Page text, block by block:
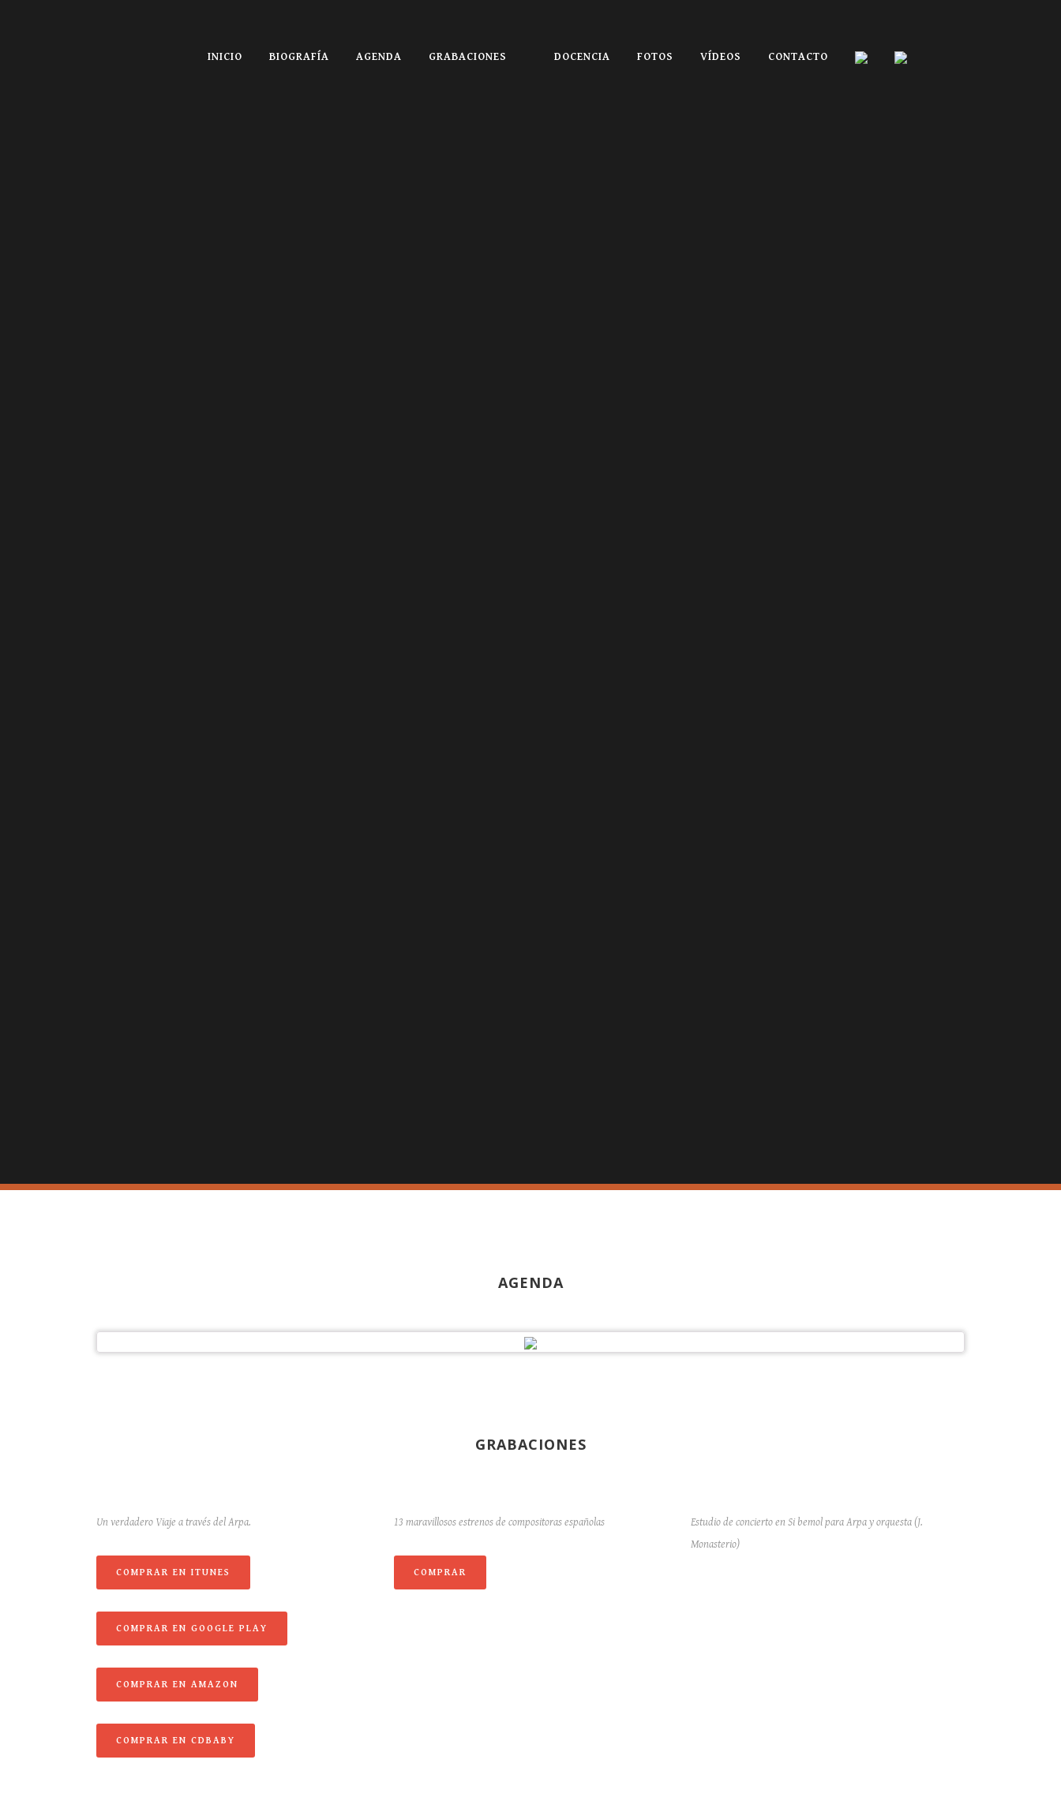
INICIO BIOGRAFÍA AGENDA GRABACIONES DOCENCIA FOTOS VÍDEOS CONTACTO
AGENDA
GRABACIONES
Un verdadero Viaje a través del Arpa.
COMPRAR EN ITUNES
COMPRAR EN GOOGLE PLAY
COMPRAR EN AMAZON
COMPRAR EN CDBABY
13 maravillosos estrenos de compositoras españolas
COMPRAR
Estudio de concierto en Si bemol para Arpa y orquesta (J.
Monasterio)